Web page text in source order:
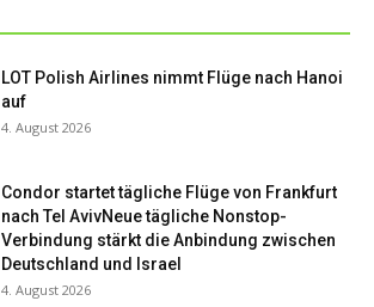
LOT Polish Airlines nimmt Flüge nach Hanoi
auf
4. August 2026
Condor startet tägliche Flüge von Frankfurt
nach Tel AvivNeue tägliche Nonstop-
Verbindung stärkt die Anbindung zwischen
Deutschland und Israel
4. August 2026